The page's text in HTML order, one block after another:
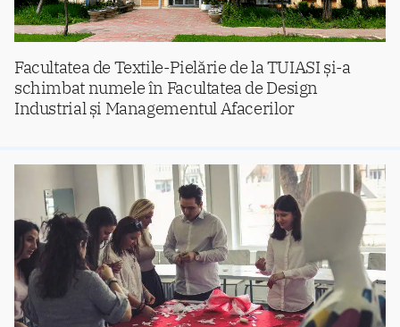
Facultatea de Textile-Pielărie de la TUIASI și-a
schimbat numele în Facultatea de Design
Industrial și Managementul Afacerilor